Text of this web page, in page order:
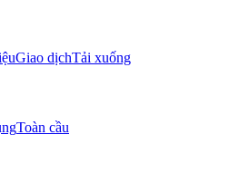
Giao dịchTải xuống
Toàn cầu